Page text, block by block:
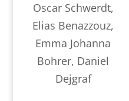
Oscar Schwerdt,
Elias Benazzouz,
Emma Johanna
Bohrer, Daniel
Dejgraf